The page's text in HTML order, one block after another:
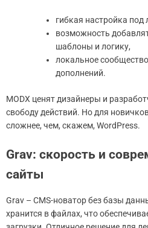
гибкая настройка
возможность
шаблоны и логику,
локальное
дополнений.
MODX ценят дизайнеры и
свободу действий. Но для
сложнее, чем, скажем, WordPress.
Grav: скорость и
сайты
Grav – CMS-новатор без базы
хранится в файлах, что